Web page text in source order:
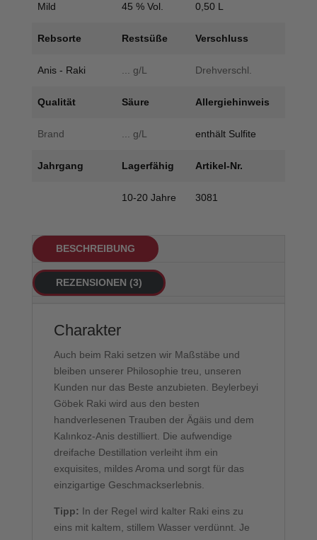
Mild 45 % Vol. 0,50 L
Rebsorte Restsüße Verschluss
Anis - Raki ... g/L Drehverschl.
Qualität Säure Allergiehinweis
Brand ... g/L enthält Sulfite
Jahrgang Lagerfähig Artikel-Nr.
10-20 Jahre 3081
BESCHREIBUNG
REZENSIONEN (3)
Charakter
Auch beim Raki setzen wir Maßstäbe und
bleiben unserer Philosophie treu, unseren
Kunden nur das Beste anzubieten. Beylerbeyi
Göbek Raki wird aus den besten
handverlesenen Trauben der Ägäis und dem
Kalınkoz-Anis destilliert. Die aufwendige
dreifache Destillation verleiht ihm ein
exquisites, mildes Aroma und sorgt für das
einzigartige Geschmackserlebnis.
Tipp: In der Regel wird kalter Raki eins zu
eins mit kaltem, stillem Wasser verdünnt. Je